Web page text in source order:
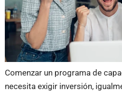
Comenzar un programa de
necesita exigir inversión,